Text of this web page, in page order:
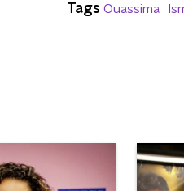
Tags Ouassima